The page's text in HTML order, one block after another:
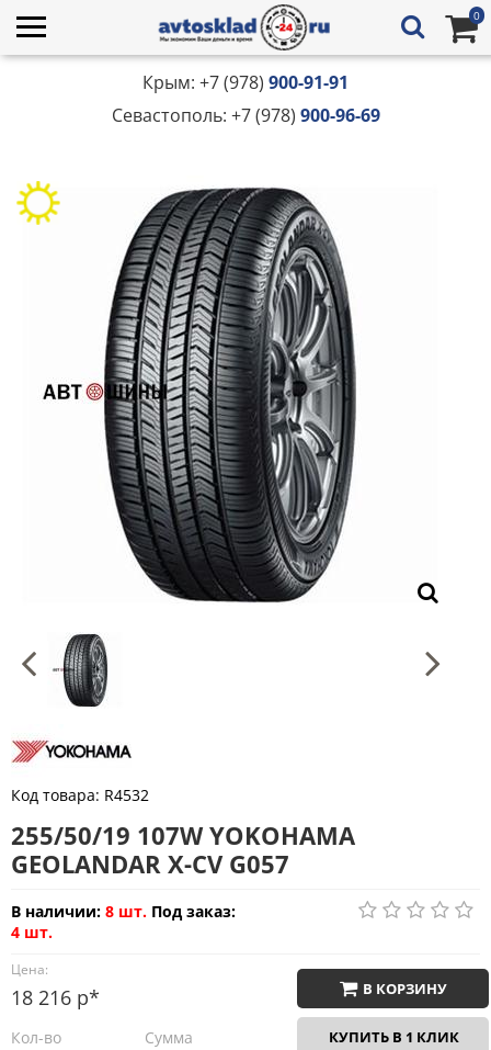
0
Крым: +7 (978) 900-91-91
Севастополь: +7 (978) 900-96-69
Код товара: R4532
255/50/19 107W YOKOHAMA
GEOLANDAR X-CV G057
В наличии: 8 шт. Под заказ:
4 шт.
Цена:
18 216 р*
Кол-во Сумма
В КОРЗИНУ
КУПИТЬ В 1 КЛИК